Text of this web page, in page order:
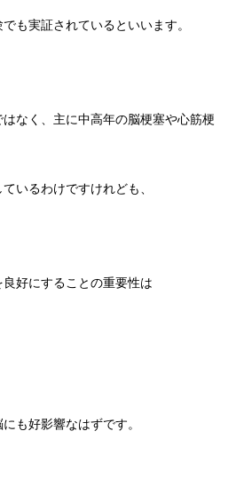
も実証されているといいます。
なく、主に中高年の脳梗塞や心筋梗
いるわけですけれども、
好にすることの重要性は
も好影響なはずです。